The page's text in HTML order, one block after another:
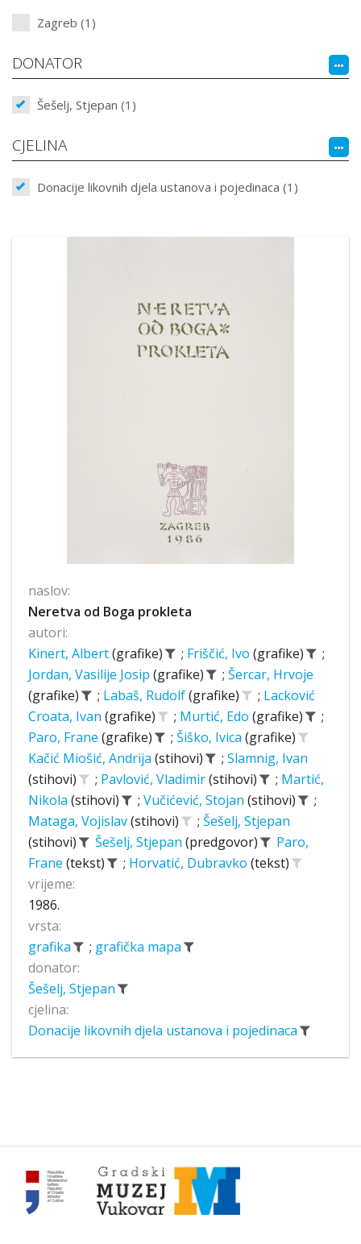
Zagreb (1)
DONATOR
Šešelj, Stjepan (1)
CJELINA
Donacije likovnih djela ustanova i pojedinaca (1)
naslov:
Neretva od Boga prokleta
autori:
Kinert, Albert(grafike) ; Friščić, Ivo (grafike)
;
Jordan, Vasilije Josip (grafike) ; Šercar, Hrvoje
(grafike)
; Labaš, Rudolf(grafike) ; Lacković
Croata, Ivan (grafike) ; Murtić, Edo (grafike)
;
Paro, Frane (grafike) ; Šiško, Ivica (grafike)
Kačić Miošić, Andrija (stihovi) ; Slamnig, Ivan
(stihovi)
; Pavlović, Vladimir(stihovi) ; Martić,
Nikola (stihovi) ; Vučićević, Stojan (stihovi)
;
Mataga, Vojislav(stihovi) ; Šešelj, Stjepan
(stihovi)
Šešelj, Stjepan (predgovor)
Paro,
Frane (tekst) ; Horvatić, Dubravko (tekst)
vrijeme:
1986.
vrsta:
grafika
; grafička mapa
donator:
Šešelj, Stjepan
cjelina:
Donacije likovnih djela ustanova i pojedinaca